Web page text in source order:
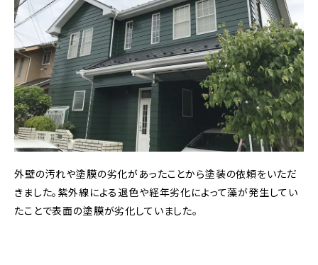
外壁の汚れや塗膜の劣化があったことから塗装の依頼をいただ
きました。紫外線による退色や経年劣化によって藻が発生してい
たことで表面の塗膜が劣化していました。